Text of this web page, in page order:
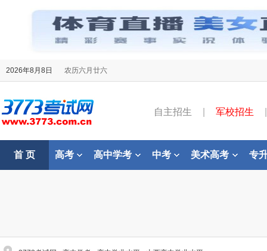
2026年8月8日 农历六月廿六
自主招生 军校招生
首 页 高考 高中学考 中考 美术高考 专